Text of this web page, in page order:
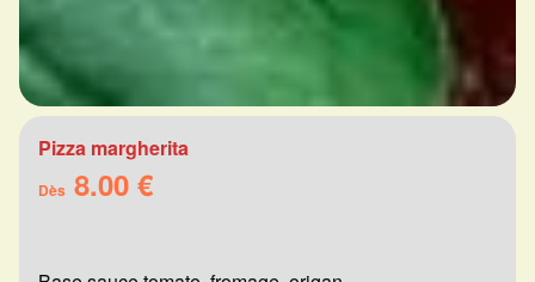
Pizza margherita
Dès 8.00 €